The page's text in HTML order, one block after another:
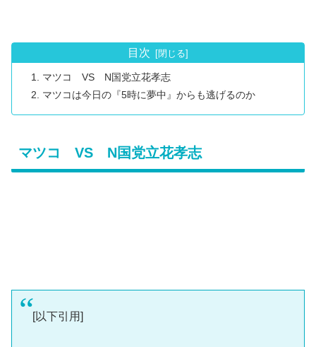
目次
マツコ VS N国党立花孝志
マツコは今日の『5時に夢中』からも逃げるのか
マツコ VS N国党立花孝志
[以下引用]